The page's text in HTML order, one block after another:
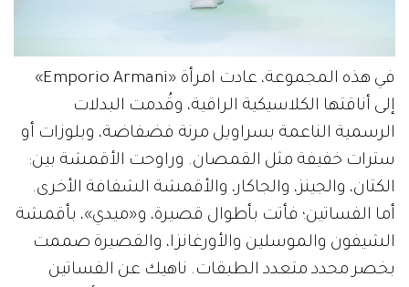
في هذه المجموعة، عادت امرأة «Emporio Armani»
إلى أناقتها الكلاسيكية الراقية، وقُدمت البدلات
الرسمية الناعمة بسراويل مرنة فضفاضة، وبلوزات أو
سترات خفيفة مثل القمصان. وراوحت الأقمشة بين:
الكتان، والجينز، والجاكار، والأقمشة الشفافة الأخرى.
أما الفساتين؛ فأتت بأطوال قصيرة، و«ميدي»، بأقمشة
الشيفون والموسلين والأورغانزا، والقصيرة صممت
بخصر محدد متعدد الطبقات. ناهيك عن الفساتين